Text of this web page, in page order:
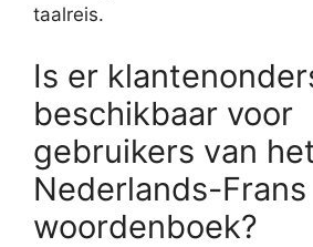
taalreis.
Is er
beschikbaar voor
gebruikers van
Nederlands-Frans
woordenboek?